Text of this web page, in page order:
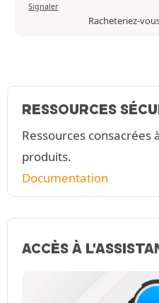
Signaler
Racheteriez-
RESSOURCES
Ressources consacrées
produits.
Documentation
ACCÈS À